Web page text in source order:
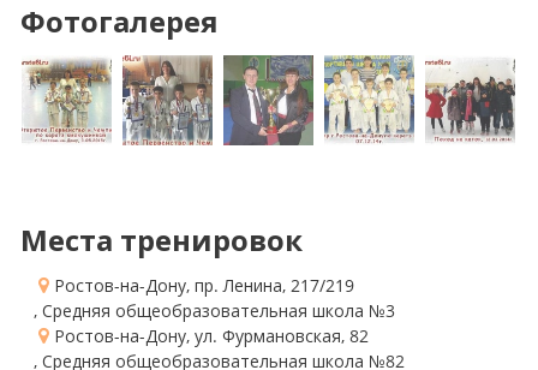
Фотогалерея
Места тренировок
Ростов-на-Дону, пр. Ленина, 217/219
, Средняя общеобразовательная школа №3
Ростов-на-Дону, ул. Фурмановская, 82
, Средняя общеобразовательная школа №82